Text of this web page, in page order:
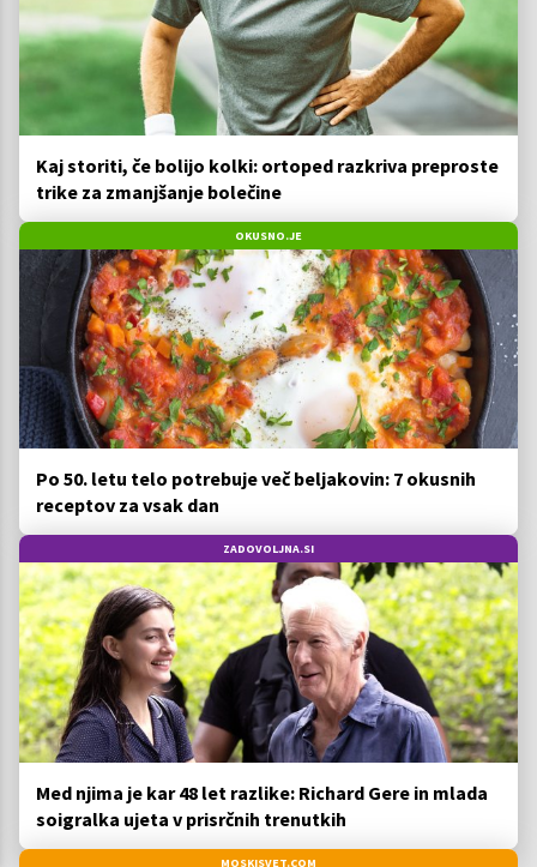
Kaj storiti, če bolijo kolki: ortoped razkriva preproste
trike za zmanjšanje bolečine
OKUSNO.JE
Po 50. letu telo potrebuje več beljakovin: 7 okusnih
receptov za vsak dan
ZADOVOLJNA.SI
Med njima je kar 48 let razlike: Richard Gere in mlada
soigralka ujeta v prisrčnih trenutkih
MOSKISVET.COM